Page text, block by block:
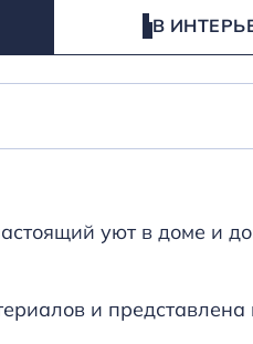
В
уют в доме и
и представлена